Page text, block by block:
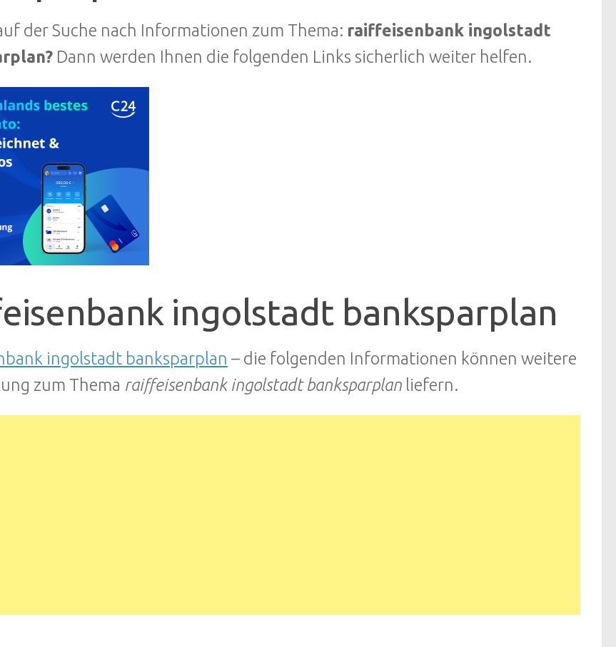
der Suche nach Informationen zum Thema: raiffeisenbank ingolstadt
Dann werden Ihnen die folgenden Links sicherlich weiter helfen.
ingolstadt banksparplan
ingolstadt banksparplan – die folgenden Informationen können weitere
zum Thema raiffeisenbank ingolstadt banksparplan liefern.